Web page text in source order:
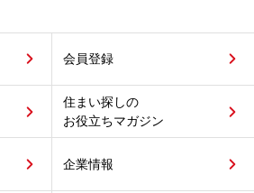
会員登録
住まい探しの
お役立ちマガジン
企業情報